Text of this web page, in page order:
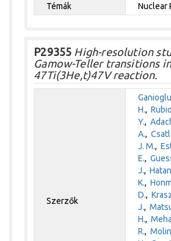
Témák
Nuclear
P29355 High-resolution
Gamow-Teller transitions
47Ti(3He,t)47V reaction.
Szerzők
H.,
Y.,
A.,
J. M.,
E.,
J.,
K.,
D.,
J.,
H.,
R.,